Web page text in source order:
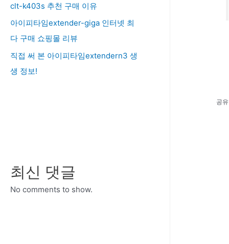
clt-k403s 추천 구매 이유
아이피타임extender-giga 인터넷 최
다 구매 쇼핑몰 리뷰
직접 써 본 아이피타임extendern3 생
생 정보!
최신 댓글
No comments to show.
공